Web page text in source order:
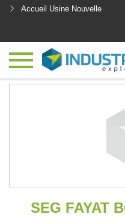
Accueil Usine Nouvelle
SEG FAYAT